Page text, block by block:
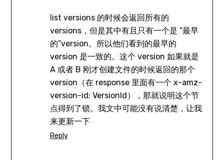
list versions 的时候会返回所有的
versions，但是其中有且只有一个是 “最早
的”version。所以他们看到的最早的
version 是一致的。这个 version 如果就是
A 或者 B 刚才创建文件的时候返回的那个
version（在 response 里面有一个 x-amz-
version-id: VersionId），那就说明这个节
点得到了锁。我文中可能没有说清楚，让我
来更新一下
Reply